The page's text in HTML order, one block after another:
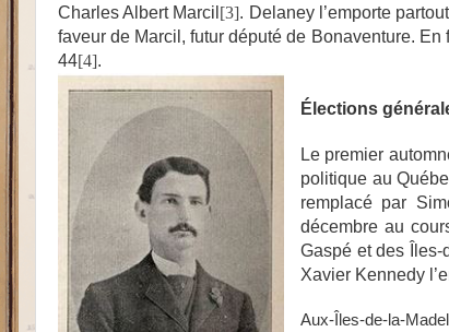
Charles Albert Marcil [3]. Delaney l’emporte
faveur de Marcil, futur député de Bonaventure. En
44[4].
Élections
Le premier
politique au
remplacé par
décembre au
Gaspé et des Îles-
Xavier Kennedy
Aux-Îles-de-la-